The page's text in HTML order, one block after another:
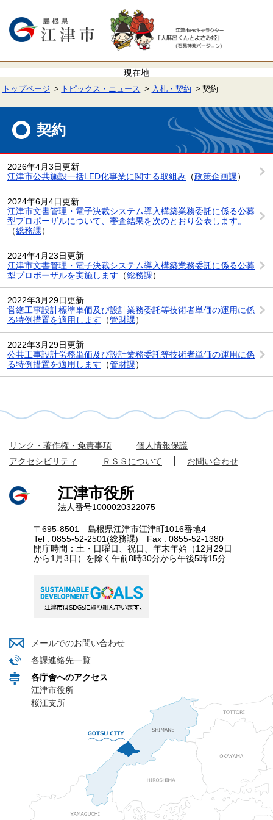
で
ば
本トップページ トピックス・ニュース 入札・契約 契約
契約
2026年4月3日更新
江津市公共施設一括LED化事業に関する取組み （政策企画課）
2024年6月4日更新
江津市文書管理・電子決裁システム導入構築業務委託に係る公募
型プロポーザルについて、審査結果を次のとおり公表します。
（総務課）
2024年4月23日更新
江津市文書管理・電子決裁システム導入構築業務委託に係る公募
型プロポーザルを実施します （総務課）
2022年3月29日更新
営繕工事設計標準単価及び設計業務委託等技術者単価の運用に係
る特例措置を適用します （管財課）
2022年3月29日更新
公共工事設計労務単価及び設計業務委託等技術者単価の運用に係
る特例措置を適用します （管財課）
リンク・著作権・免責事項
個人情報保護
アクセシビリティ
ＲＳＳについて お問い合わせ
江津市役所
法人番号1000020322075
〒695-8501 島根県江津市江津町1016番地4
Tel : 0855-52-2501(総務課) Fax : 0855-52-1380
開庁時間：土・日曜日、祝日、年末年始（12月29日
から1月3日）を除く午前8時30分から午後5時15分
メールでのお問い合わせ
各課連絡先一覧
各庁舎へのアクセス
江津市役所
桜江支所